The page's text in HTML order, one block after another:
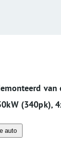
van
(340pk),
auto